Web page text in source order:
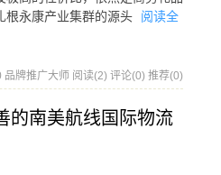
根永康产业集群的源头
阅读全
品牌推广大师 阅读(2) 评论(0) 推荐(0)
的南美航线国际物流